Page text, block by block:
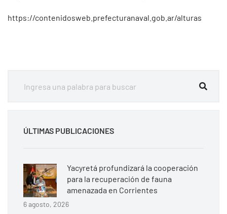
https://contenidosweb.prefecturanaval.gob.ar/alturas
ÚLTIMAS PUBLICACIONES
Yacyretá profundizará la cooperación
para la recuperación de fauna
amenazada en Corrientes
6 agosto, 2026